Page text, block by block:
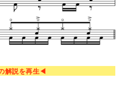
解説を再生◀︎